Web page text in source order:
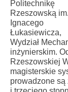
Politechnikę
Rzeszowską im.
Ignacego
Łukasiewicza,
Wydział
inżynierskim.
Rzeszowskiej
magisterskie
prowadzone